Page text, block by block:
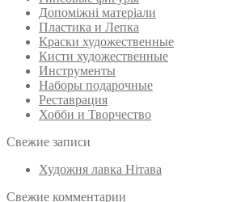
Допоміжні матеріали
Пластика и Лепка
Краски художественные
Кисти художественные
Инструменты
Наборы подарочные
Реставрация
Хобби и Творчество
Свежие записи
Художня лавка Нітава
Свежие комментарии